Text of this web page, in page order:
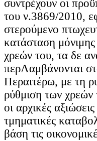
συντρέχουν οι
του ν.3869/2010,
στερούμενο
κατάσταση
χρεών του, τα δε
περΛαμβάνονται
Περαιτέρω, με τη
ρύθμιση των χρεών
οι αρχικές
τμηματικές
βάση τις